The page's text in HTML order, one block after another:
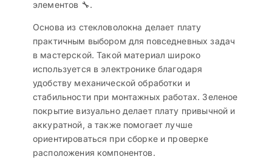
элементов 🔧.
Основа из стекловолокна делает плату
практичным выбором для повседневных задач
в мастерской. Такой материал широко
используется в электронике благодаря
удобству механической обработки и
стабильности при монтажных работах. Зеленое
покрытие визуально делает плату привычной и
аккуратной, а также помогает лучше
ориентироваться при сборке и проверке
расположения компонентов.